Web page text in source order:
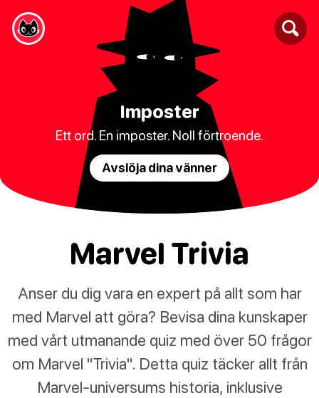
Imposter
Ett ord. En imposter. Noll förtroende.
Avslöja dina vänner
Marvel Trivia
Anser du dig vara en expert på allt som har
med Marvel att göra? Bevisa dina kunskaper
med vårt utmanande quiz med över 50 frågor
om Marvel "Trivia". Detta quiz täcker allt från
Marvel-universums historia, inklusive